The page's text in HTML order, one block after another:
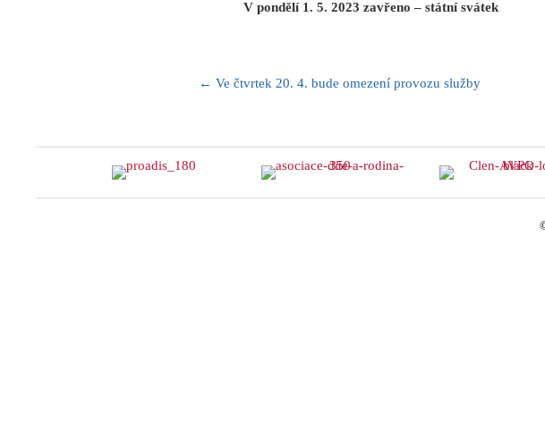
V pondělí 1. 5. 2023 zavřeno – státní svátek
Posts
← Ve čtvrtek 20. 4. bude omezení provozu služby